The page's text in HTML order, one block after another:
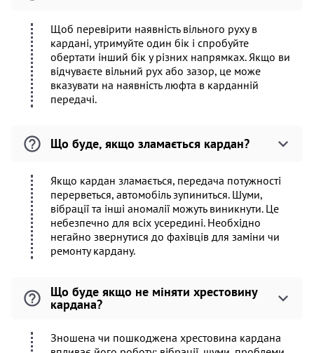
Щоб перевірити наявність вільного руху в
кардані, утримуйте один бік і спробуйте
обертати інший бік у різних напрямках. Якщо ви
відчуваєте вільний рух або зазор, це може
вказувати на наявність люфта в карданній
передачі.
Що буде, якщо зламається кардан?
Якщо кардан зламається, передача потужності
перерветься, автомобіль зупиниться. Шуми,
вібрації та інші аномалії можуть виникнути. Це
небезпечно для всіх усередині. Необхідно
негайно звернутися до фахівців для заміни чи
ремонту кардану.
Що буде якщо не міняти хрестовину
кардана?
Зношена чи пошкоджена хрестовина кардана